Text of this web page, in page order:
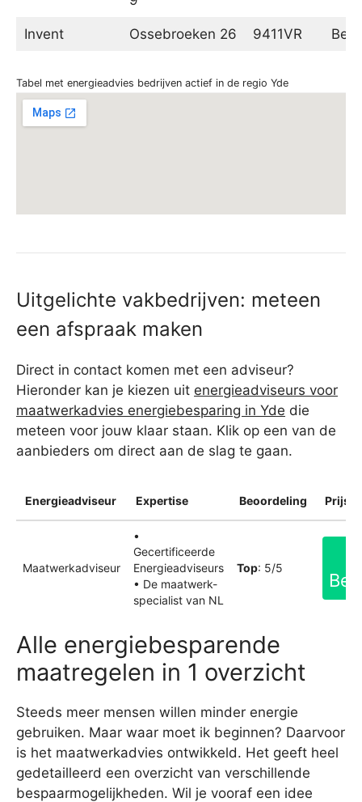
Invent Ossebroeken 26 9411VR
Tabel met energieadvies bedrijven actief in de regio Yde
Uitgelichte vakbedrijven: meteen
een afspraak maken
Direct in contact komen met een adviseur?
Hieronder kan je kiezen uit energieadviseurs voor
maatwerkadvies energiebesparing in Yde die
meteen voor jouw klaar staan. Klik op een van de
aanbieders om direct aan de slag te gaan.
Energieadviseur Expertise Beoordeling
Maatwerkadviseur
•
Gecertificeerde
Energieadviseurs
• De maatwerk-
specialist van NL
Top: 5/5
Alle energiebesparende
maatregelen in 1 overzicht
Steeds meer mensen willen minder energie
gebruiken. Maar waar moet ik beginnen? Daarvoor
is het maatwerkadvies ontwikkeld. Het geeft heel
gedetailleerd een overzicht van verschillende
bespaarmogelijkheden. Wil je vooraf een idee